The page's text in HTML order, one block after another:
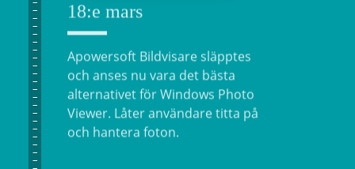
Apowersoft Bildvisare släpptes
och anses nu vara det bästa
alternativet för Windows Photo
Viewer. Låter användare titta på
och hantera foton.